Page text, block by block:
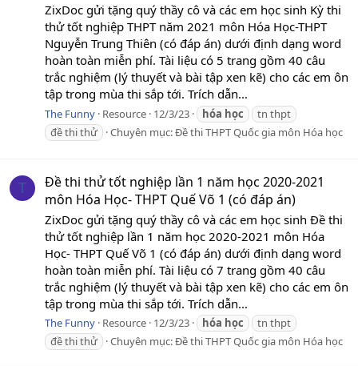
ZixDoc gửi tặng quý thầy cô và các em học sinh Kỳ thi
thử tốt nghiệp THPT năm 2021 môn Hóa Học-THPT
Nguyễn Trung Thiên (có đáp án) dưới định dạng word
hoàn toàn miễn phí. Tài liệu có 5 trang gồm 40 câu
trắc nghiệm (lý thuyết và bài tập xen kẽ) cho các em ôn
tập trong mùa thi sắp tới. Trích dẫn...
The Funny Resource 12/3/23 hóa học
tn thpt
đề thi thử
Chuyên mục:Đề thi THPT Quốc gia môn Hóa học
T
Đề thi thử tốt nghiệp lần 1 năm học 2020-2021
môn Hóa Học- THPT Quế Võ 1 (có đáp án)
ZixDoc gửi tặng quý thầy cô và các em học sinh Đề thi
thử tốt nghiệp lần 1 năm học 2020-2021 môn Hóa
Học- THPT Quế Võ 1 (có đáp án) dưới định dạng word
hoàn toàn miễn phí. Tài liệu có 7 trang gồm 40 câu
trắc nghiệm (lý thuyết và bài tập xen kẽ) cho các em ôn
tập trong mùa thi sắp tới. Trích dẫn...
The Funny Resource 12/3/23 hóa học
tn thpt
đề thi thử
Chuyên mục:Đề thi THPT Quốc gia môn Hóa học